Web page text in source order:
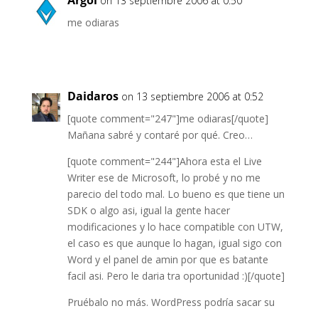
me odiaras
Daidaros on 13 septiembre 2006 at 0:52
[quote comment="247"]me odiaras[/quote]
Mañana sabré y contaré por qué. Creo…
[quote comment="244"]Ahora esta el Live
Writer ese de Microsoft, lo probé y no me
parecio del todo mal. Lo bueno es que tiene un
SDK o algo asi, igual la gente hacer
modificaciones y lo hace compatible con UTW,
el caso es que aunque lo hagan, igual sigo con
Word y el panel de amin por que es batante
facil asi. Pero le daria tra oportunidad :)[/quote]
Pruébalo no más. WordPress podría sacar su